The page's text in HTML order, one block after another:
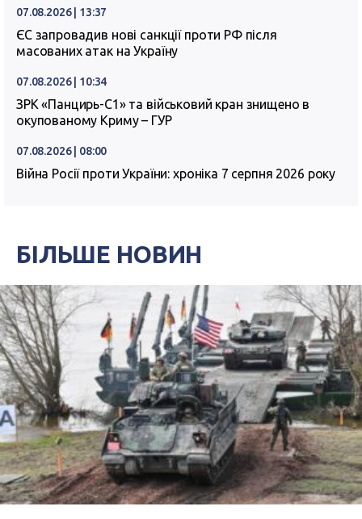
07.08.2026 | 13:37
ЄС запровадив нові санкції проти РФ після
масованих атак на Україну
07.08.2026 | 10:34
ЗРК «Панцирь-С1» та військовий кран знищено в
окупованому Криму – ГУР
07.08.2026 | 08:00
Війна Росії проти України: хроніка 7 серпня 2026 року
БІЛЬШЕ НОВИН